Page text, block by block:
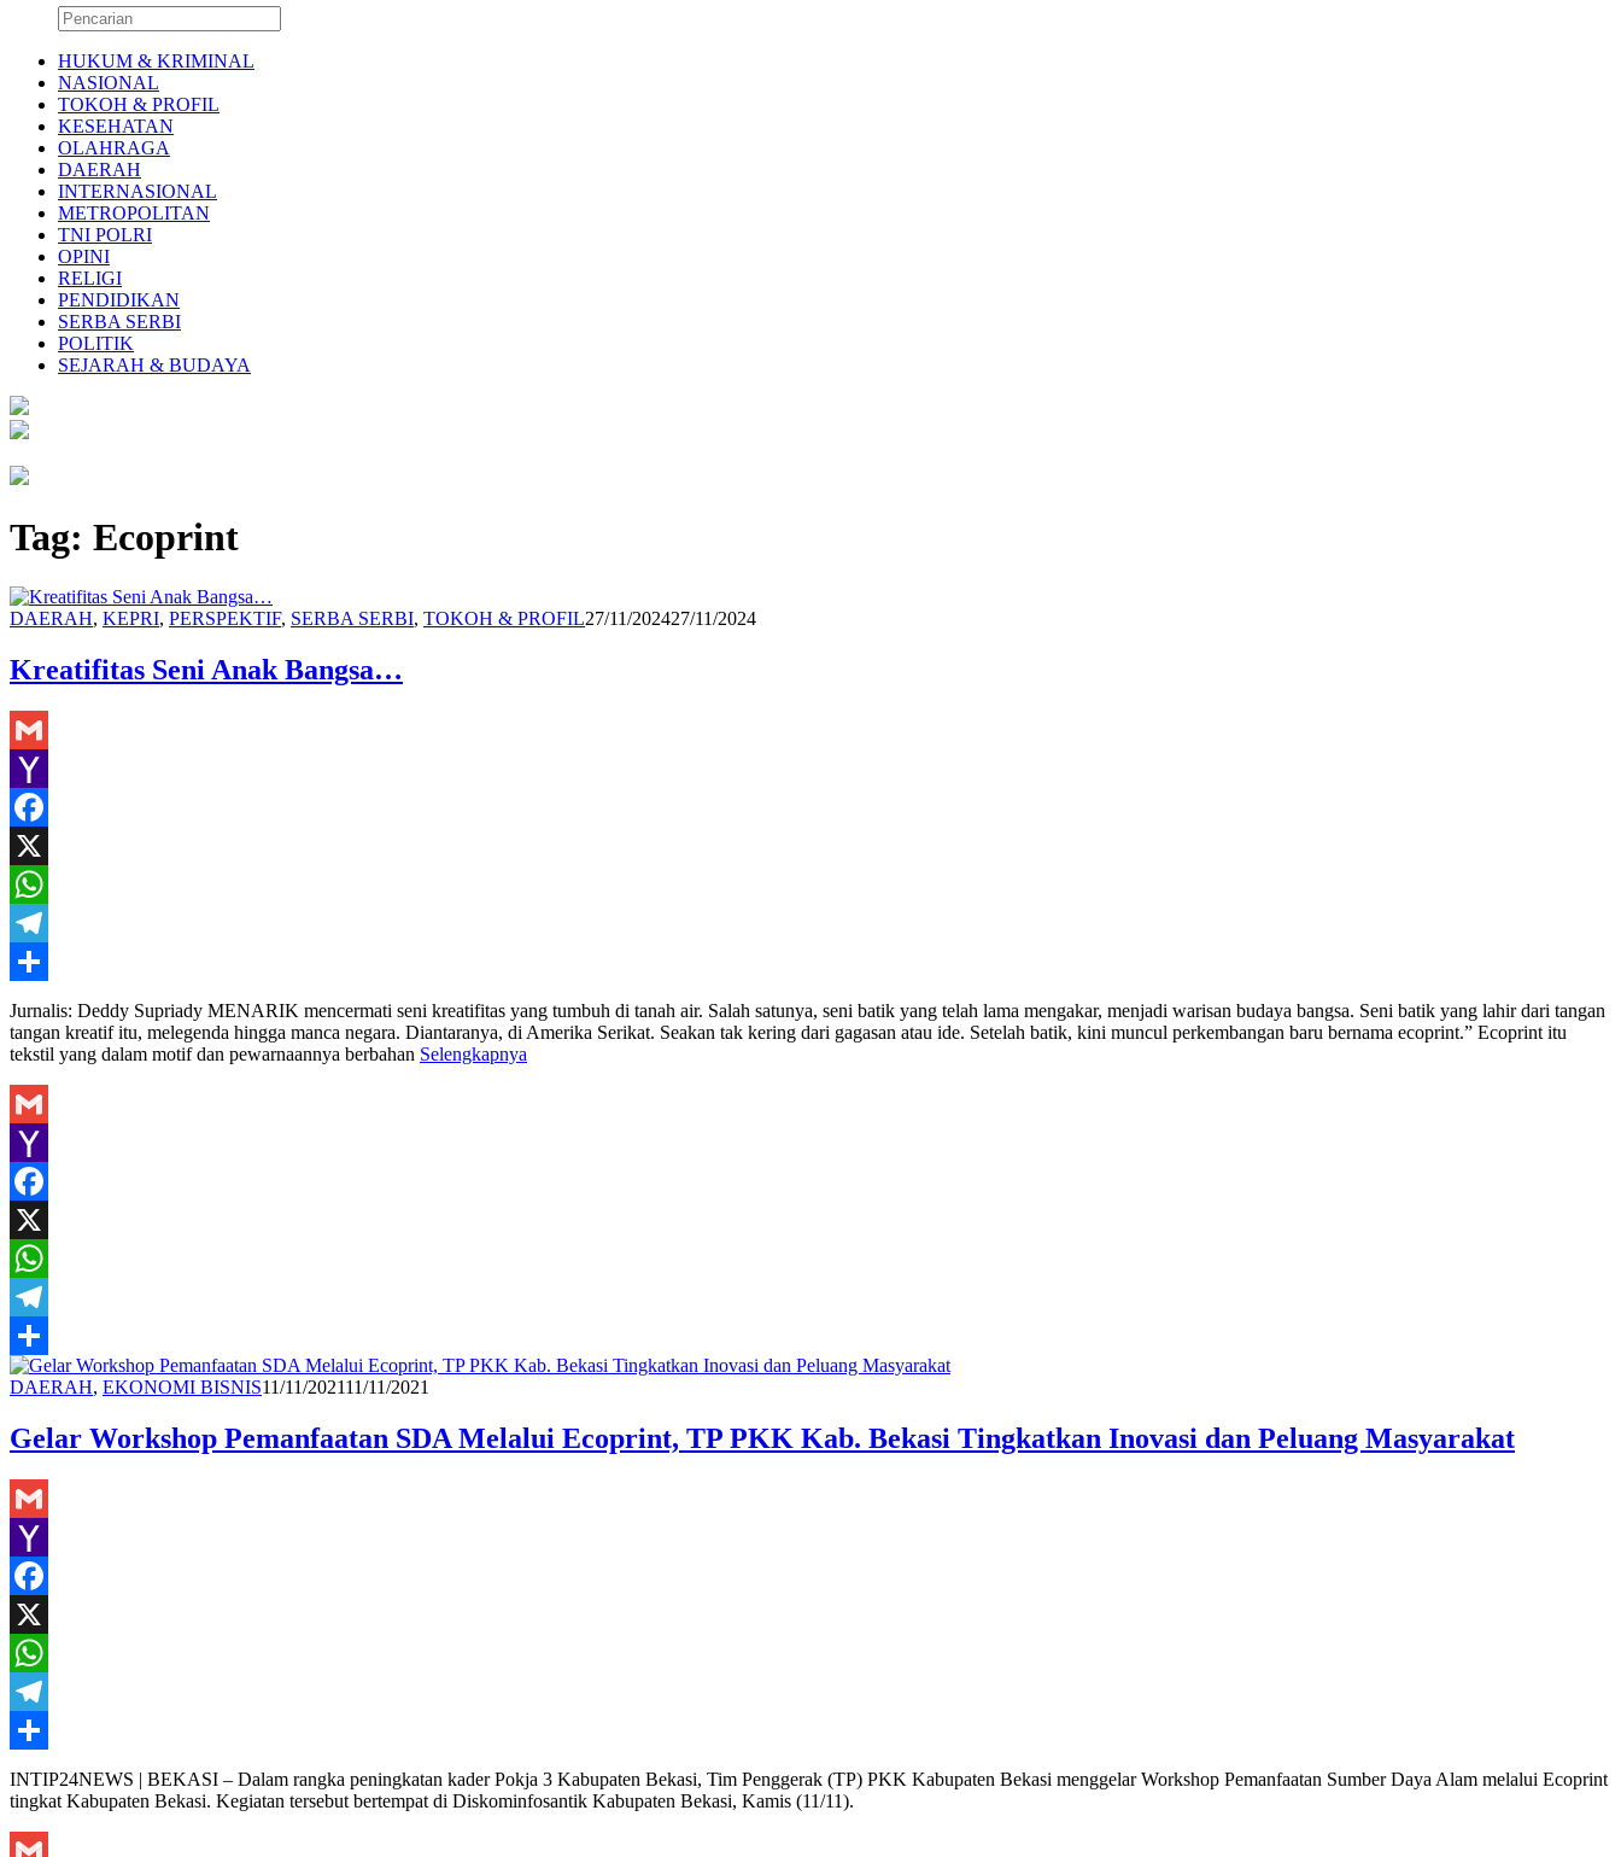
HUKUM & KRIMINAL
NASIONAL
TOKOH & PROFIL
KESEHATAN
OLAHRAGA
DAERAH
INTERNASIONAL
METROPOLITAN
TNI POLRI
OPINI
RELIGI
PENDIDIKAN
SERBA SERBI
POLITIK
SEJARAH & BUDAYA
Tag: Ecoprint
DAERAH, KEPRI, PERSPEKTIF, SERBA SERBI, TOKOH & PROFILRedaksi
27/11/202427/11/2024
Kreatifitas Seni Anak Bangsa…
Gmail
Yahoo
Mail
Facebook
X
WhatsApp
Telegram
Share
Jurnalis: Deddy Supriady MENARIK mencermati seni kreatifitas yang tumbuh di tanah air. Salah satunya, seni batik yang telah lama mengakar, menjadi warisan budaya bangsa. Seni batik yang lahir dari tangan
tangan kreatif itu, melegenda hingga manca negara. Diantaranya, di Amerika Serikat. Seakan tak kering dari gagasan atau ide. Setelah batik, kini muncul perkembangan baru bernama ecoprint.” Ecoprint itu
tekstil yang dalam motif dan pewarnaannya berbahan Selengkapnya
Gmail
Yahoo
Mail
Facebook
X
WhatsApp
Telegram
Share
DAERAH, EKONOMI BISNISRedaksi
11/11/202111/11/2021
Gelar Workshop Pemanfaatan SDA Melalui Ecoprint, TP PKK Kab. Bekasi Tingkatkan Inovasi dan Peluang Masyarakat
Gmail
Yahoo
Mail
Facebook
X
WhatsApp
Telegram
Share
INTIP24NEWS | BEKASI – Dalam rangka peningkatan kader Pokja 3 Kabupaten Bekasi, Tim Penggerak (TP) PKK Kabupaten Bekasi menggelar Workshop Pemanfaatan Sumber Daya Alam melalui Ecoprint
tingkat Kabupaten Bekasi. Kegiatan tersebut bertempat di Diskominfosantik Kabupaten Bekasi, Kamis (11/11).